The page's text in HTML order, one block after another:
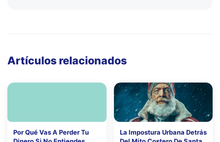
Artículos relacionados
Por Qué Vas A Perder Tu
La Impostura Urbana Detrás